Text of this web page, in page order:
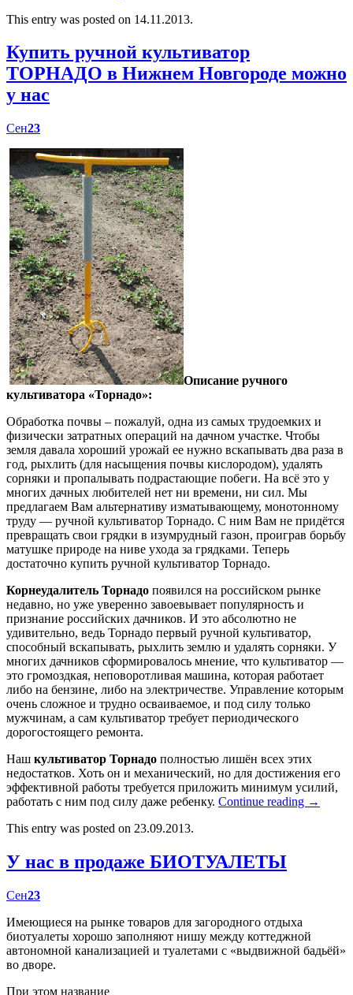
This entry was posted on 14.11.2013.
Купить ручной культиватор
ТОРНАДО в Нижнем Новгороде можно
у нас
Сен23
Описание ручного
культиватора «Торнадо»:
Обработка почвы – пожалуй, одна из самых трудоемких и
физически затратных операций на дачном участке. Чтобы
земля давала хороший урожай ее нужно вскапывать два раза в
год, рыхлить (для насыщения почвы кислородом), удалять
сорняки и пропалывать подрастающие побеги. На всё это у
многих дачных любителей нет ни времени, ни сил. Мы
предлагаем Вам альтернативу изматывающему, монотонному
труду — ручной культиватор Торнадо. С ним Вам не придётся
превращать свои грядки в изумрудный газон, проиграв борьбу
матушке природе на ниве ухода за грядками. Теперь
достаточно купить ручной культиватор Торнадо.
Корнеудалитель Торнадо появился на российском рынке
недавно, но уже уверенно завоевывает популярность и
признание российских дачников. И это абсолютно не
удивительно, ведь Торнадо первый ручной культиватор,
способный вскапывать, рыхлить землю и удалять сорняки. У
многих дачников сформировалось мнение, что культиватор —
это громоздкая, неповоротливая машина, которая работает
либо на бензине, либо на электричестве. Управление которым
очень сложное и трудно осваиваемое, и под силу только
мужчинам, а сам культиватор требует периодического
дорогостоящего ремонта.
Наш культиватор Торнадо полностью лишён всех этих
недостатков. Хоть он и механический, но для достижения его
эффективной работы требуется приложить минимум усилий,
работать с ним под силу даже ребенку. Continue reading →
This entry was posted on 23.09.2013.
У нас в продаже БИОТУАЛЕТЫ
Сен23
Имеющиеся на рынке товаров для загородного отдыха
биотуалеты хорошо заполняют нишу между коттеджной
автономной канализацией и туалетами с «выдвижной бадьёй»
во дворе.
При этом название